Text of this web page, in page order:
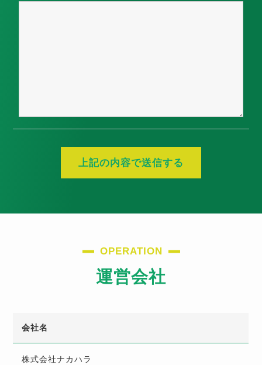
OPERATION
運営会社
会社名
株式会社ナカハラ